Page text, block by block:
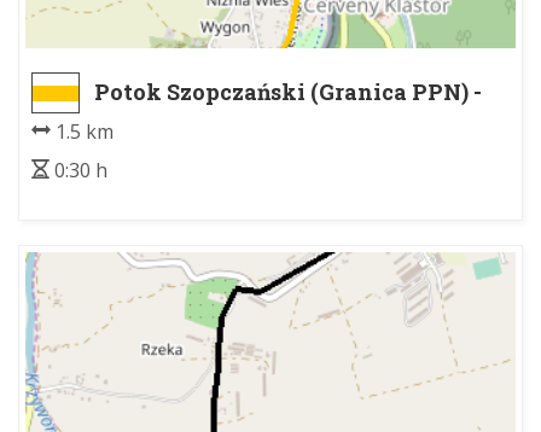
Potok Szopczański (Granica PPN) -
Sromowce Niżne
1.5 km
0:30 h